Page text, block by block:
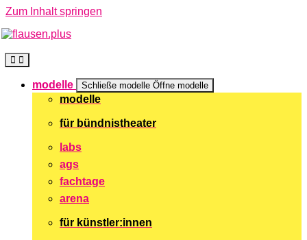
Zum Inhalt springen
modelle Schließe modelle Öffne modelle
modelle
für bündnistheater
labs
ags
fachtage
arena
für künstler:innen